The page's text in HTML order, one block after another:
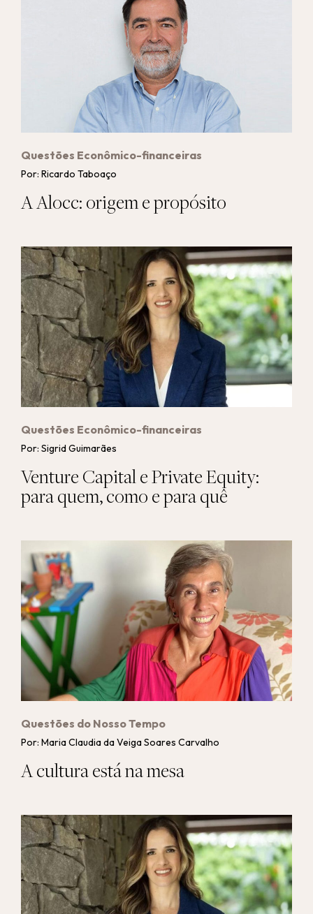
Questões Econômico-financeiras
Por: Ricardo Taboaço
A Alocc: origem e propósito
Questões Econômico-financeiras
Por: Sigrid Guimarães
Venture Capital e Private Equity:
para quem, como e para quê
Questões do Nosso Tempo
Por: Maria Claudia da Veiga Soares Carvalho
A cultura está na mesa